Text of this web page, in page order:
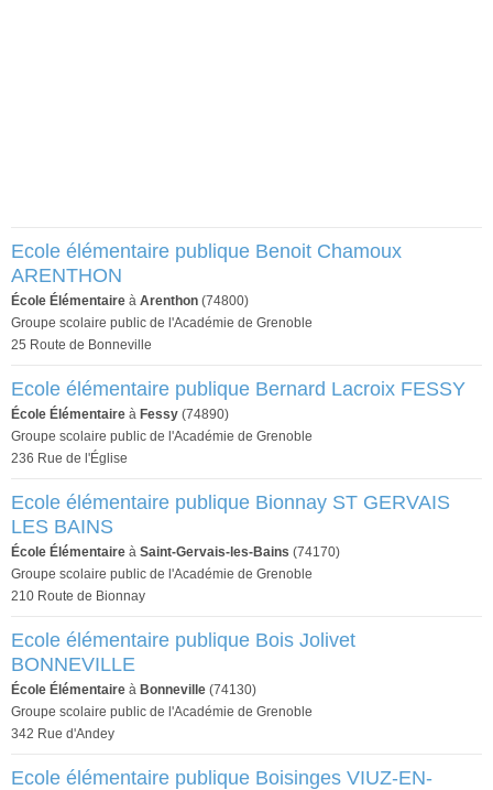
Ecole élémentaire publique Benoit Chamoux
ARENTHON
École Élémentaire à Arenthon (74800)
Groupe scolaire public de l'Académie de Grenoble
25 Route de Bonneville
Ecole élémentaire publique Bernard Lacroix FESSY
École Élémentaire à Fessy (74890)
Groupe scolaire public de l'Académie de Grenoble
236 Rue de l'Église
Ecole élémentaire publique Bionnay ST GERVAIS
LES BAINS
École Élémentaire à Saint-Gervais-les-Bains (74170)
Groupe scolaire public de l'Académie de Grenoble
210 Route de Bionnay
Ecole élémentaire publique Bois Jolivet
BONNEVILLE
École Élémentaire à Bonneville (74130)
Groupe scolaire public de l'Académie de Grenoble
342 Rue d'Andey
Ecole élémentaire publique Boisinges VIUZ-EN-